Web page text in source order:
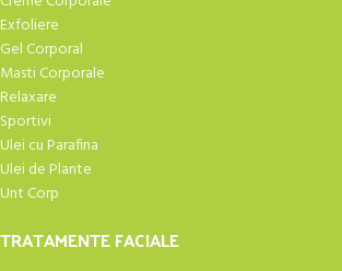
Exfoliere
Gel Corporal
Masti Corporale
Relaxare
Sportivi
Ulei cu Parafina
Ulei de Plante
Unt Corp
TRATAMENTE FACIALE